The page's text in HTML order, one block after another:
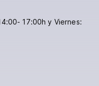
17:00h y Viernes: